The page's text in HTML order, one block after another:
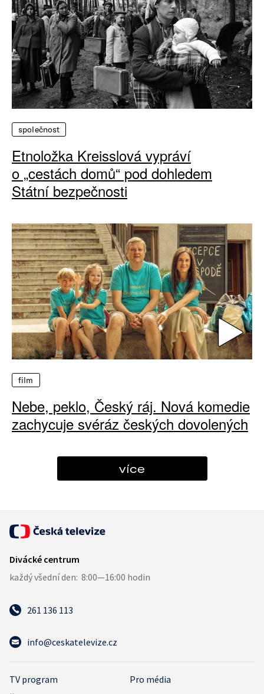
společnost
Etnoložka Kreisslová vypráví
o „cestách domů“ pod dohledem
Státní bezpečnosti
film
Nebe, peklo, Český ráj. Nová komedie
zachycuje svéráz českých dovolených
více
261 136 113
info@ceskatelevize.cz
TV program
Pro média